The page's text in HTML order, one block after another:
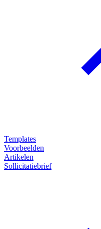
Templates
Voorbeelden
Artikelen
Sollicitatiebrief